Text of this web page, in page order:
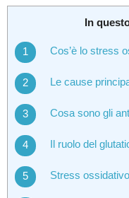
In
Cos’è lo stress
Le cause
Cosa sono gli
Il ruolo del
Stress